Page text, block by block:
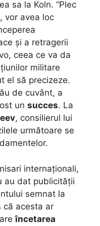
sa la Koln. “Plec
vor avea loc
și a retragerii
ceea ce va da
militare
el să precizeze.
de cuvânt, a
un succes. La
, consilierul lui
următoare se
internaționali,
au dat publicității
semnat la
că acesta ar
încetarea